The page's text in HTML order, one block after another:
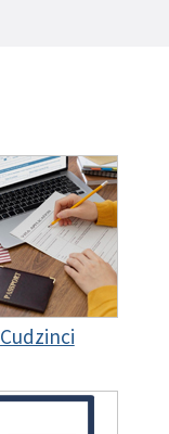
Cudzinci